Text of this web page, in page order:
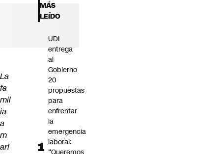
La
fa
mil
ia
a
m
ari
MÁS
LEÍDO
UDI
entrega
al
Gobierno
20
propuestas
para
enfrentar
la
emergencia
laboral:
“Queremos